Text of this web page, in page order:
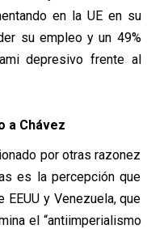
en la UE en su
su empleo y un 49%
depresivo frente al
a Chávez
por otras razonez
es la percepción que
y Venezuela, que
el “antiimperialismo